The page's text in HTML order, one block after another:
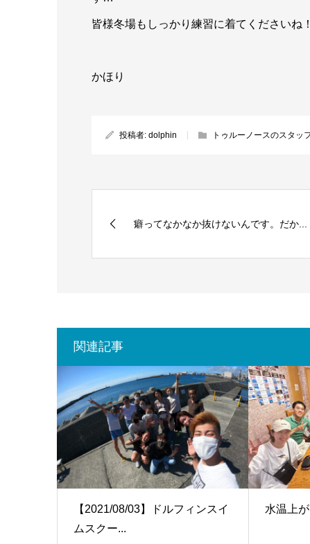
皆様冬場もしっかり練習に着てくださいね！
かほり
投稿者: dolphin トゥルーノースのスタッ
癖ってなかなか抜けないんです。だか...
関連記事
【2021/08/03】ドルフィンスイ
ムスクー...
水温上